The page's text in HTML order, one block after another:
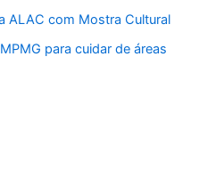
ALAC com Mostra Cultural
para cuidar de áreas